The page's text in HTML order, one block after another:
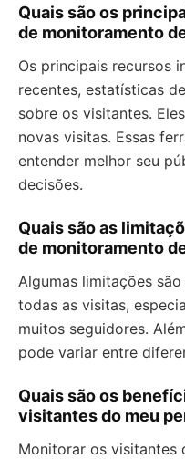
Quais são os
de monitoramento
Os principais recursos
recentes, estatísticas
sobre os visitantes.
novas visitas. Essas
entender melhor seu
decisões.
Quais são as
de monitoramento
Algumas limitações
todas as visitas,
muitos seguidores.
pode variar entre
Quais são os
visitantes do meu
Monitorar os visitantes